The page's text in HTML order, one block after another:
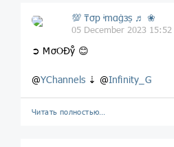
💯 ₸σp ᶤmαġзṣ ♬ ❀
05 December 2023 15:52
➲ MσOĐẙ 😊
@YChannels ⇣ @Infinity_G
Читать полностью…